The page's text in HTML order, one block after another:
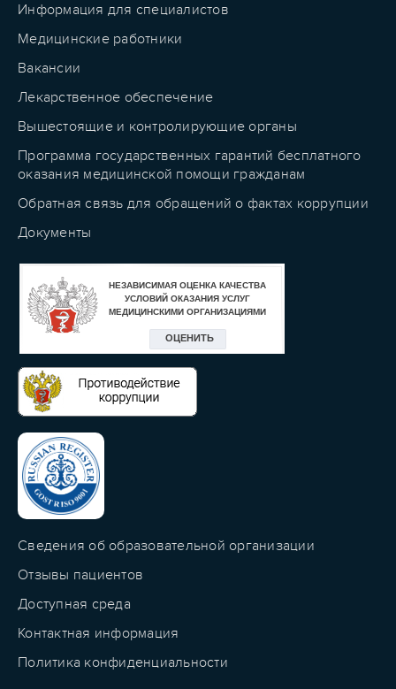
Информация для специалистов
Медицинские работники
Вакансии
Лекарственное обеспечение
Вышестоящие и контролирующие органы
Программа государственных гарантий бесплатного
оказания медицинской помощи гражданам
Обратная связь для обращений о фактах коррупции
Документы
Сведения об образовательной организации
Отзывы пациентов
Доступная среда
Контактная информация
Политика конфиденциальности